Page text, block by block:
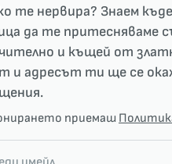
те нервира? Знаем
да те притесняваме
и къщей от
и адресът ти ще се
приемаш